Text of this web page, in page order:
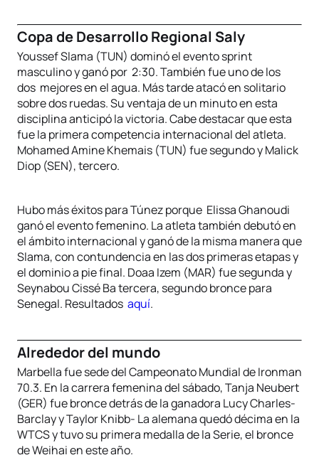
Copa de Desarrollo Regional Saly
Youssef Slama (TUN) dominó el evento sprint
masculino y ganó por 2:30. También fue uno de los
dos mejores en el agua. Más tarde atacó en solitario
sobre dos ruedas. Su ventaja de un minuto en esta
disciplina anticipó la victoria. Cabe destacar que esta
fue la primera competencia internacional del atleta.
Mohamed Amine Khemais (TUN) fue segundo y Malick
Diop (SEN), tercero.
Hubo más éxitos para Túnez porque Elissa Ghanoudi
ganó el evento femenino. La atleta también debutó en
el ámbito internacional y ganó de la misma manera que
Slama, con contundencia en las dos primeras etapas y
el dominio a pie final. Doaa Izem (MAR) fue segunda y
Seynabou Cissé Ba tercera, segundo bronce para
Senegal. Resultados aquí.
Alrededor del mundo
Marbella fue sede del Campeonato Mundial de Ironman
70.3. En la carrera femenina del sábado, Tanja Neubert
(GER) fue bronce detrás de la ganadora Lucy Charles-
Barclay y Taylor Knibb- La alemana quedó décima en la
WTCS y tuvo su primera medalla de la Serie, el bronce
de Weihai en este año.